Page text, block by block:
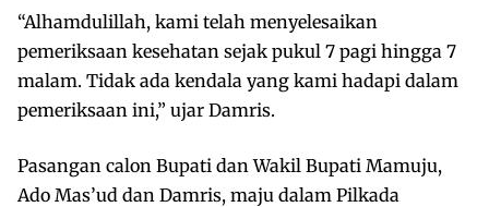
“Alhamdulillah, kami telah menyelesaikan
pemeriksaan kesehatan sejak pukul 7 pagi hingga 7
malam. Tidak ada kendala yang kami hadapi dalam
pemeriksaan ini,” ujar Damris.
Pasangan calon Bupati dan Wakil Bupati Mamuju,
Ado Mas’ud dan Damris, maju dalam Pilkada